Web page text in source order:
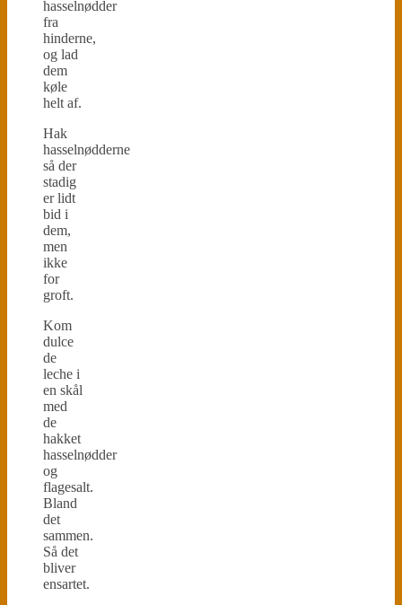
hasselnødder
fra
hinderne,
og lad
dem
køle
helt af.
Hak
hasselnødderne
så der
stadig
er lidt
bid i
dem,
men
ikke
for
groft.
Kom
dulce
de
leche i
en skål
med
de
hakket
hasselnødder
og
flagesalt.
Bland
det
sammen.
Så det
bliver
ensartet.